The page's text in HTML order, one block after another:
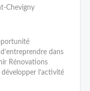
Chevigny
dans
Rénovations
développer l’activité